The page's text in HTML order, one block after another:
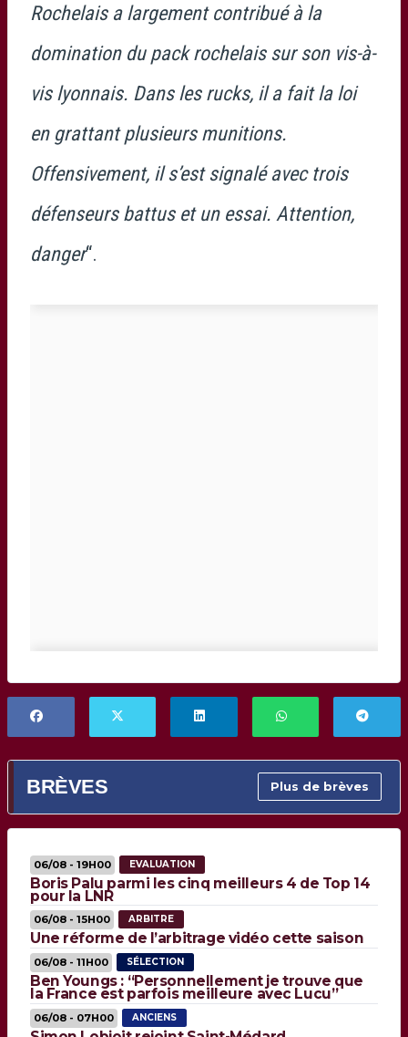
Rochelais a largement contribué à la
domination du pack rochelais sur son vis-à-
vis lyonnais. Dans les rucks, il a fait la loi
en grattant plusieurs munitions.
Offensivement, il s’est signalé avec trois
défenseurs battus et un essai. Attention,
danger“.
BRÈVES Plus de brèves
06/08 - 19H00 EVALUATION
Boris Palu parmi les cinq meilleurs 4 de Top 14
pour la LNR
06/08 - 15H00 ARBITRE
Une réforme de l’arbitrage vidéo cette saison
06/08 - 11H00 SÉLECTION
Ben Youngs : “Personnellement je trouve que
la France est parfois meilleure avec Lucu”
06/08 - 07H00 ANCIENS